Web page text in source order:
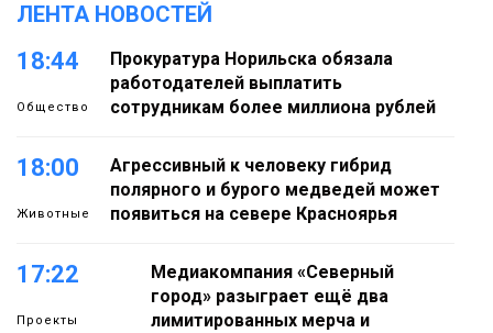
ЛЕНТА НОВОСТЕЙ
18:44
Общество
Прокуратура Норильска обязала
работодателей выплатить
сотрудникам более миллиона рублей
18:00
Животные
Агрессивный к человеку гибрид
полярного и бурого медведей может
появиться на севере Красноярья
17:22
Проекты
Медиакомпания «Северный
город» разыграет ещё два
лимитированных мерча и